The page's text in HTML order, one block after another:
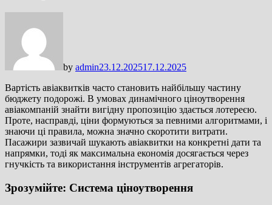
by admin23.12.202517.12.2025
Вартість авіаквитків часто становить найбільшу частину
бюджету подорожі. В умовах динамічного ціноутворення
авіакомпаній знайти вигідну пропозицію здається лотереєю.
Проте, насправді, ціни формуються за певними алгоритмами, і
знаючи ці правила, можна значно скоротити витрати.
Пасажири зазвичай шукають авіаквитки на конкретні дати та
напрямки, тоді як максимальна економія досягається через
гнучкість та використання інструментів агрегаторів.
Зрозумійте: Система ціноутворення